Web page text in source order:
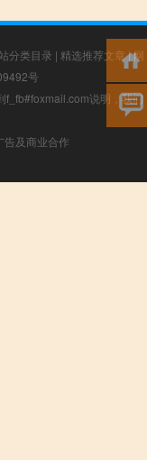
分类目录 | 精选推荐文章|网
号
f_fb#foxmail.com说明，我们
告及商业合作